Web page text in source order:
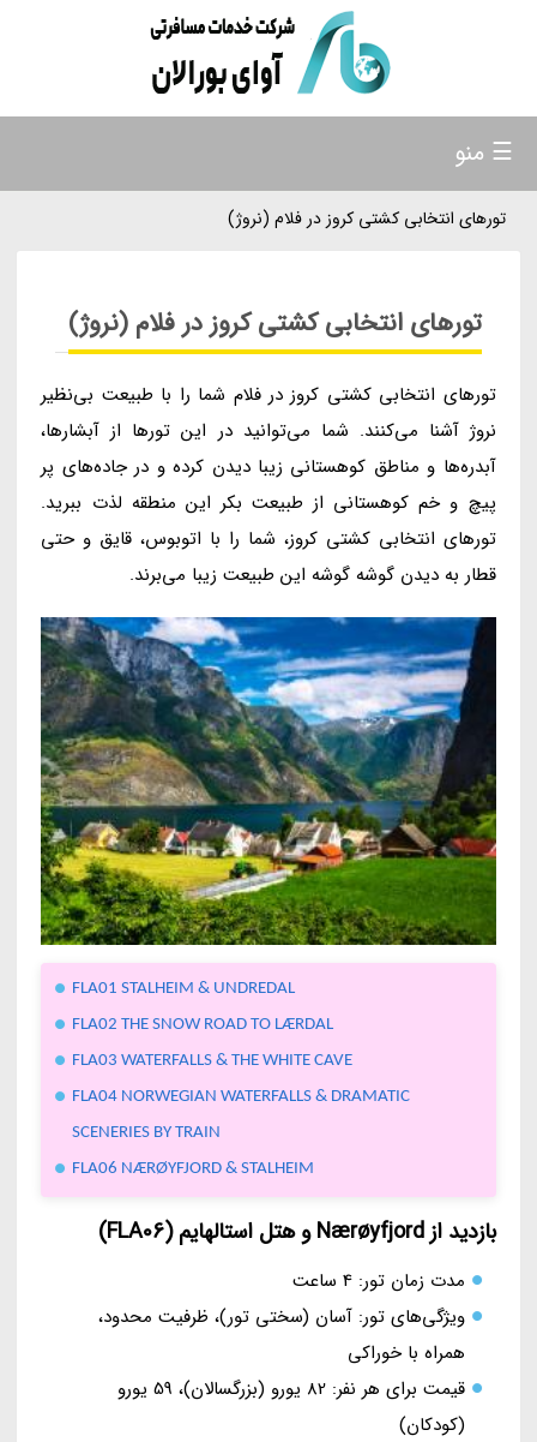
تورهای انتخابی کشتی کروز در فلام (نروژ)
تورهای انتخابی کشتی کروز در فلام (نروژ)
تورهای انتخابی کشتی کروز در فلام شما را با طبیعت بی‌نظیر
نروژ آشنا می‌کنند. شما می‌توانید در این تورها از آبشارها،
آبدره‌ها و مناطق کوهستانی زیبا دیدن کرده و در جاده‌های پر
پیچ و خم کوهستانی از طبیعت بکر این منطقه لذت ببرید.
تورهای انتخابی کشتی کروز، شما را با اتوبوس، قایق و حتی
قطار به دیدن گوشه گوشه این طبیعت زیبا می‌برند.
FLA01 STALHEIM & UNDREDAL
FLA02 THE SNOW ROAD TO LÆRDAL
FLA03 WATERFALLS & THE WHITE CAVE
FLA04 NORWEGIAN WATERFALLS & DRAMATIC
SCENERIES BY TRAIN
FLA06 NÆRØYFJORD & STALHEIM
بازدید از Nærøyfjord و هتل استالهایم (FLA06)
مدت زمان تور: 4 ساعت
ویژگی‌های تور: آسان (سختی تور)، ظرفیت محدود،
همراه با خوراکی
قیمت برای هر نفر: 82 یورو (بزرگسالان)، 59 یورو
(کودکان)
☰ منو